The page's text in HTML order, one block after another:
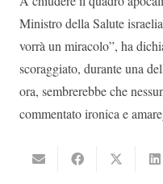
Ministro della Salute
vorrà un miracolo”, ha
scoraggiato, durante una
ora, sembrerebbe che
commentato ironica e